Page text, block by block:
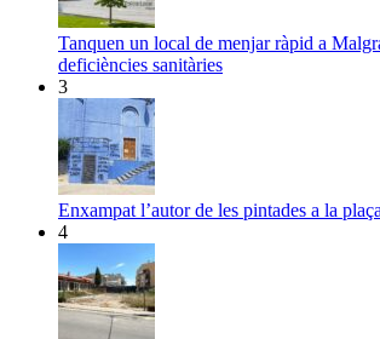
Tanquen un local de menjar ràpid a
deficiències sanitàries
3
Enxampat l’autor de les pintades a la
4